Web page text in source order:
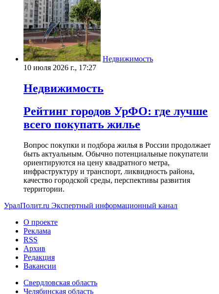
Недвижимость
10 июля 2026 г., 17:27
Недвижимость
Рейтинг городов УрФО: где лучше
всего покупать жилье
Вопрос покупки и подбора жилья в России продолжает
быть актуальным. Обычно потенциальные покупатели
ориентируются на цену квадратного метра,
инфраструктуру и транспорт, ликвидность района,
качество городской среды, перспективы развития
территории.
УралПолит.ru Экспертный информационный канал
О проекте
Реклама
RSS
Архив
Редакция
Вакансии
Свердловская область
Челябинская область